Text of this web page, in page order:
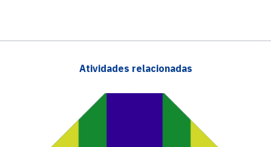
Atividades relacionadas